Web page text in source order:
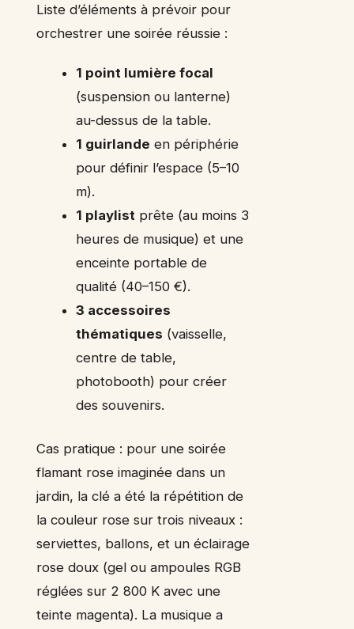
Liste d’éléments à prévoir pour
orchestrer une soirée réussie :
1 point lumière focal
(suspension ou lanterne)
au-dessus de la table.
1 guirlande en périphérie
pour définir l’espace (5–10
m).
1 playlist prête (au moins 3
heures de musique) et une
enceinte portable de
qualité (40–150 €).
3 accessoires
thématiques (vaisselle,
centre de table,
photobooth) pour créer
des souvenirs.
Cas pratique : pour une soirée
flamant rose imaginée dans un
jardin, la clé a été la répétition de
la couleur rose sur trois niveaux :
serviettes, ballons, et un éclairage
rose doux (gel ou ampoules RGB
réglées sur 2 800 K avec une
teinte magenta). La musique a